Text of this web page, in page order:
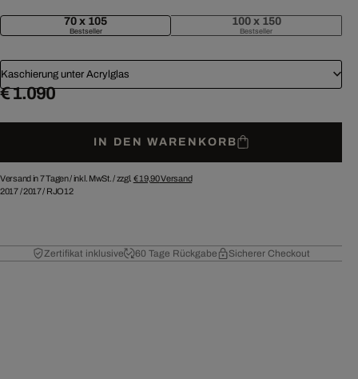
70 x 105
Bestseller
100 x 150
Bestseller
Kaschierung unter Acrylglas
€ 1.090
IN DEN WARENKORB
Versand in 7 Tagen /inkl. MwSt. / zzgl. € 19,90Versand
2017/2017/ RJO12
Zertifikat inklusive 60 Tage Rückgabe Sicherer Checkout